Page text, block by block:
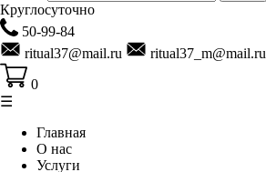
Круглосуточно
50-99-84
ritual37@mail.ru
ritual37_m@mail.ru
0
☰
Главная
О нас
Услуги